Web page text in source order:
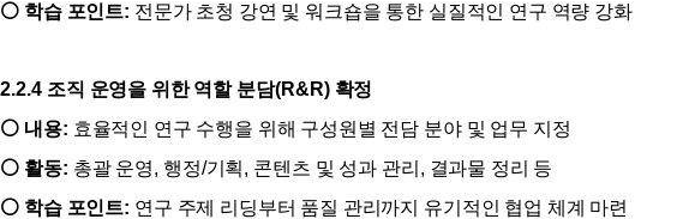
⚪ 학습 포인트: 전문가 초청 강연 및 워크숍을 통한 실질적인 연구 역량 강화
2.2.4 조직 운영을 위한 역할 분담(R&R) 확정
⚪ 내용: 효율적인 연구 수행을 위해 구성원별 전담 분야 및 업무 지정
⚪ 활동: 총괄 운영, 행정/기획, 콘텐츠 및 성과 관리 , 결과물 정리 등
⚪ 학습 포인트: 연구 주제 리딩부터 품질 관리까지 유기적인 협업 체계 마련